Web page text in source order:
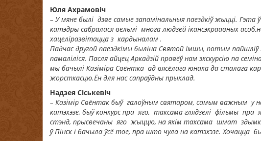
Юля Ахрамовіч
– У мяне былі дзве самые запамiнальныя паездкiў жыцці. Гэта
катэдры сабралася вельмі многа людзей iкансэкраавных
хацелiразвiтацца з кардыналам .
Падчас другой паездкiмы былiна Святой Iмшы, потым пайшлiў
памалiлicя. Пасля айцец Аркадзiй правёў нам экскурсiю па семi
мы бачылі Казіміра Свёнтка ад вясёлага юнака да сталага
жорсткасцю.Ён для нас сапраўдны прыклад.
Надзея Сіськевіч
– Казімір Свёнтак быў галоўным святаром, самым важным у
катэхэзе, быў конкурс пра яго, таксама глядзелі фільмы пра
стэнд, прысвечаны яго жыццю, на якім таксама шмат
ў Пінск і бачыла ўсё тое, пра што чула на катэхэзе. Хочацца